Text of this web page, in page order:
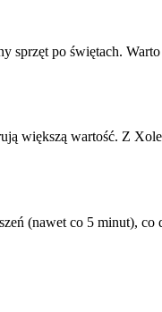
sprzęt po świętach.
większą wartość. Z
(nawet co 5 minut), co